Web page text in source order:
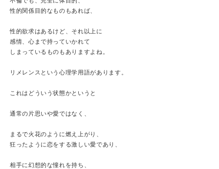
性的関係目的なものもあれば、
性的欲求はあるけど、それ以上に
感情、心まで持っていかれて
しまっているものもありますよね。
リメレンスという心理学用語があります。
これはどういう状態かというと
通常の片思いや愛ではなく、
まるで火花のように燃え上がり、
狂ったように恋をする激しい愛であり、
相手に幻想的な憧れを持ち、